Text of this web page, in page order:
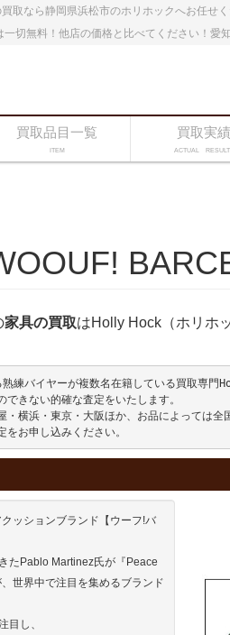
取なら静岡県浜松市のホリホックへお任
切無料！他店の価格と比べてください！
買取品目一覧
ITEM
買取実績
ACTUAL
家具の買取はHolly Hock（ホリホ
練バイヤーが複数名在籍している買取専
きない的確な査定をいたします。
横浜・東京・大阪ほか、お品によっては全
お申し込みください。
ッションブランド【ウーフ!バ
たPablo Martinez氏が『Peace
世界中で注目を集めるブランド
目し、